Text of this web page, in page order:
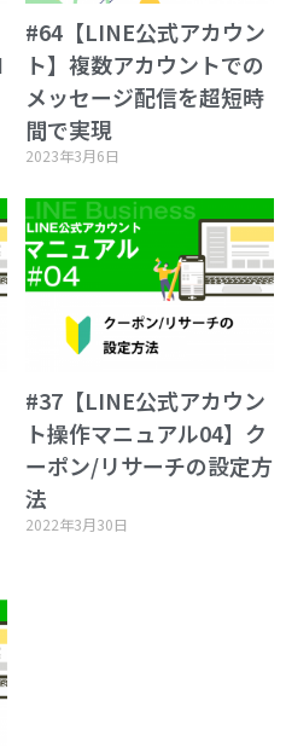
#64【LINE公式アカウン
ト】複数アカウントでの
メッセージ配信を超短時
間で実現
2023年3月6日
#37【LINE公式アカウン
ト操作マニュアル04】ク
ーポン/リサーチの設定方
法
2022年3月30日